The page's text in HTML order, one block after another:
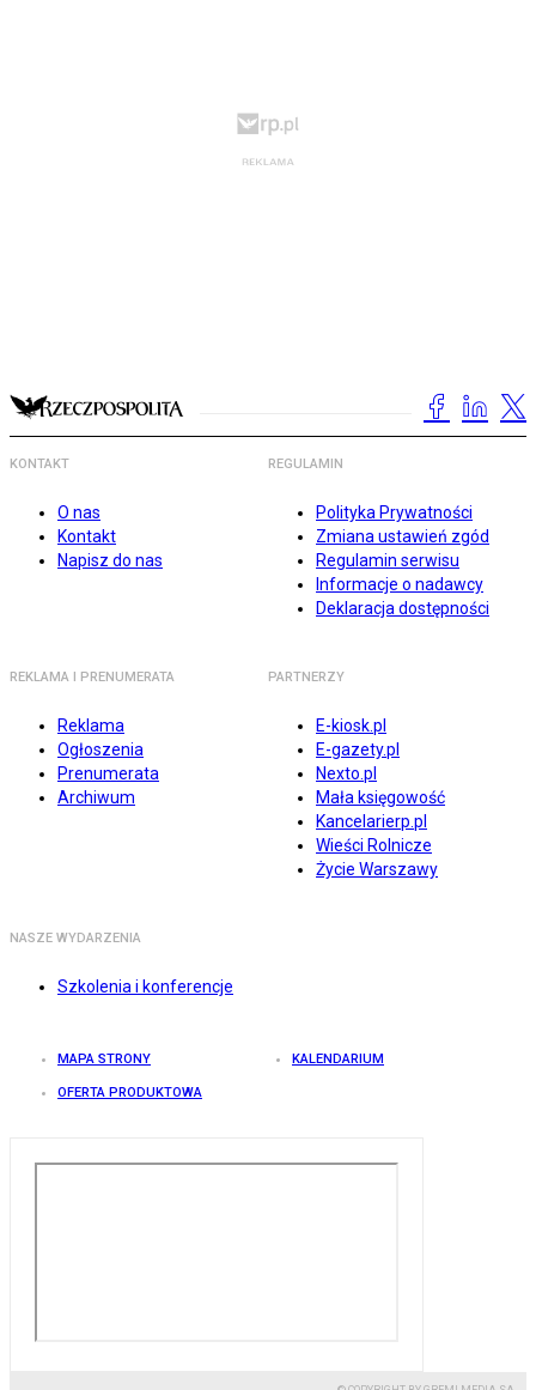
KONTAKT
O nas
Kontakt
Napisz do nas
REGULAMIN
Polityka Prywatności
Zmiana ustawień zgód
Regulamin serwisu
Informacje o nadawcy
Deklaracja dostępności
REKLAMA I PRENUMERATA
Reklama
Ogłoszenia
Prenumerata
Archiwum
PARTNERZY
E-kiosk.pl
E-gazety.pl
Nexto.pl
Mała księgowość
Kancelarierp.pl
Wieści Rolnicze
Życie Warszawy
NASZE WYDARZENIA
Szkolenia i konferencje
MAPA STRONY KALENDARIUM
OFERTA PRODUKTOWA